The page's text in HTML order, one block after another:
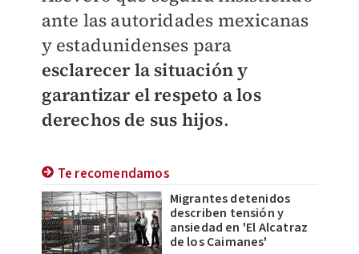
ante las autoridades mexicanas
y estadunidenses para
esclarecer la situación y
garantizar el respeto a los
derechos de sus hijos.
Te recomendamos
Migrantes detenidos
describen tensión y
ansiedad en 'El Alcatraz
de los Caimanes'